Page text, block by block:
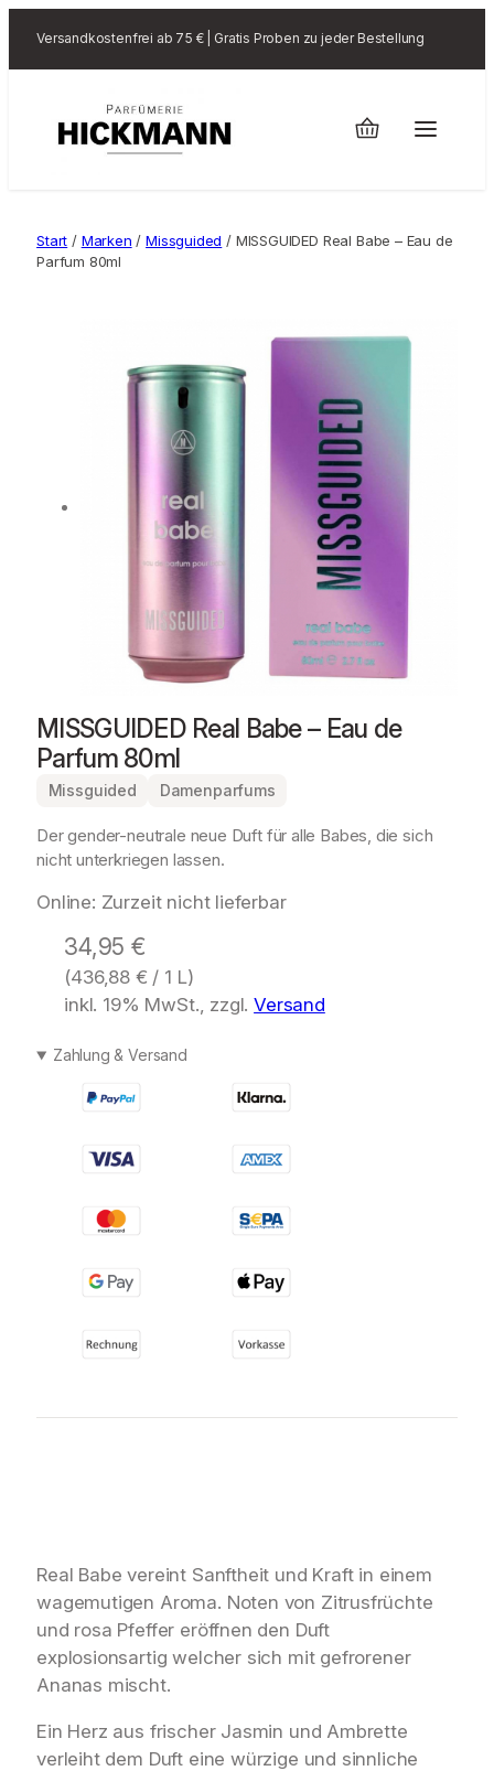
Versandkostenfrei ab 75 € | Gratis Proben zu jeder Bestellung
Start / Marken /Missguided / MISSGUIDED Real Babe – Eau de
Parfum 80ml
MISSGUIDED Real Babe – Eau de
Parfum 80ml
Missguided Damenparfums
Der gender-neutrale neue Duft für alle Babes, die sich
nicht unterkriegen lassen.
Online: Zurzeit nicht lieferbar
34,95€
(436,88 € / 1 L)
inkl. 19% MwSt., zzgl.Versand
Zahlung & Versand
Real Babe vereint Sanftheit und Kraft in einem
wagemutigen Aroma. Noten von Zitrusfrüchte
und rosa Pfeffer eröffnen den Duft
explosionsartig welcher sich mit gefrorener
Ananas mischt.
Ein Herz aus frischer Jasmin und Ambrette
verleiht dem Duft eine würzige und sinnliche